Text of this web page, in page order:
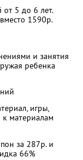
от 5 до 6 лет.
1590р.
и занятия
ребенка
игры,
материалам
за 287р. и
66%